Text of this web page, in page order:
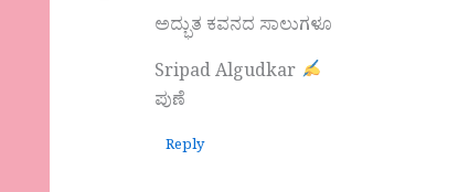
ಅದ್ಭುತ ಕವನದ ಸಾಲುಗಳೂ
Sripad Algudkar
ಪುಣೆ
Reply